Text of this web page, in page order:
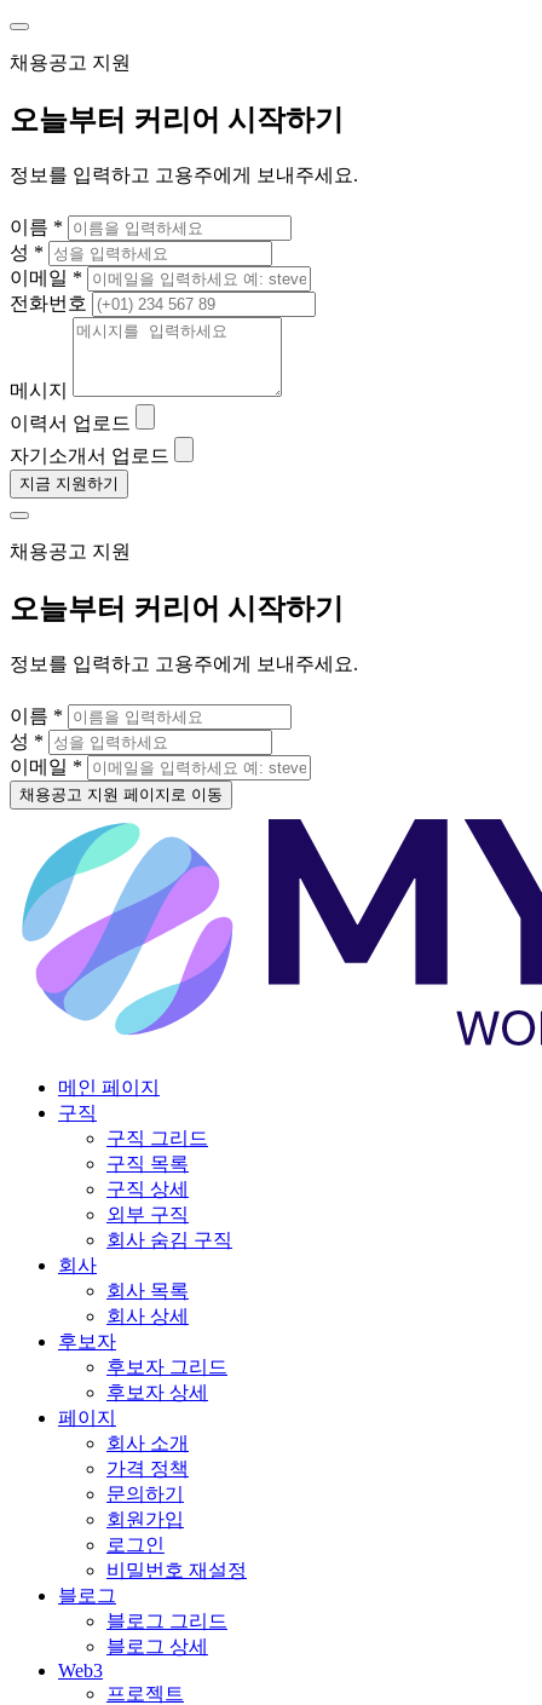
채용공고 지원
오늘부터 커리어 시작하기
정보를 입력하고 고용주에게 보내주세요.
이름 *
성 *
이메일 *
전화번호
메시지
이력서 업로드
자기소개서 업로드
지금 지원하기
채용공고 지원
오늘부터 커리어 시작하기
정보를 입력하고 고용주에게 보내주세요.
이름 *
성 *
이메일 *
채용공고 지원 페이지로 이동
메인 페이지
구직
구직 그리드
구직 목록
구직 상세
외부 구직
회사 숨김 구직
회사
회사 목록
회사 상세
후보자
후보자 그리드
후보자 상세
페이지
회사 소개
가격 정책
문의하기
회원가입
로그인
비밀번호 재설정
블로그
블로그 그리드
블로그 상세
Web3
프로젝트